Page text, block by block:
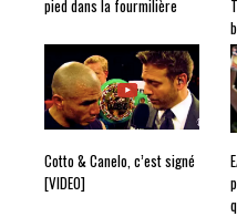
pied dans la fourmilière
Cotto & Canelo, c’est signé
[VIDEO]